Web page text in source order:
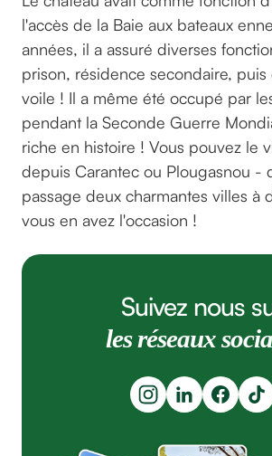
l'accès de la Baie aux bateaux
années, il a assuré diverses
prison, résidence secondaire,
voile ! Il a même été occupé par
pendant la Seconde Guerre
riche en histoire ! Vous pouvez le
depuis Carantec ou Plougasnou -
passage deux charmantes villes à
vous en avez l'occasion !
Suivez nous
les réseaux